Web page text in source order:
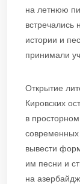
на летнюю
встречались
истории и
принимали
Открытие
Кировских
в
вывести
им песни и
на